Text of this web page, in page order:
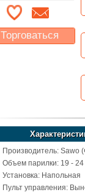
Торговаться
Производитель: Sawo
Объем парилки: 19 - 24
Установка: Напольная
Пульт управления: